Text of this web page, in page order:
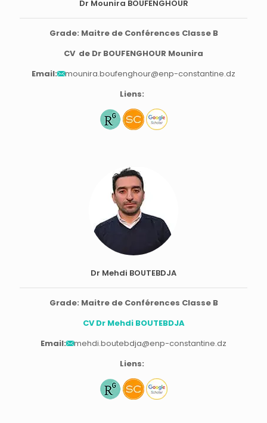
Dr Mounira BOUFENGHOUR
Grade: Maitre de Conférences Classe B
CV de Dr BOUFENGHOUR Mounira
Email:
mounira.boufenghour@enp-constantine.dz
Liens:
Dr Mehdi BOUTEBDJA
Grade: Maitre de Conférences Classe B
CV Dr Mehdi BOUTEBDJA
Email:
mehdi.boutebdja@enp-constantine.dz
Liens: